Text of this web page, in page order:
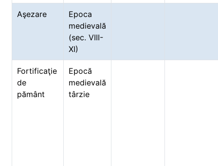
Aşezare
Epoca
medievală
(sec. VIII-
XI)
Fortificaţie
de
pământ
Epocă
medievală
târzie